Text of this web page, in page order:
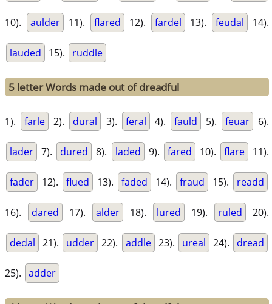
10). aulder 11). flared 12). fardel 13). feudal 14).
lauded 15). ruddle
5 letter Words made out of dreadful
1). farle 2). dural 3). feral 4). fauld 5). feuar 6).
lader 7). dured 8). laded 9). fared 10). flare 11).
fader 12). flued 13). faded 14). fraud 15). readd
16). dared 17). alder 18). lured 19). ruled 20).
dedal 21). udder 22). addle 23). ureal 24). dread
25). adder